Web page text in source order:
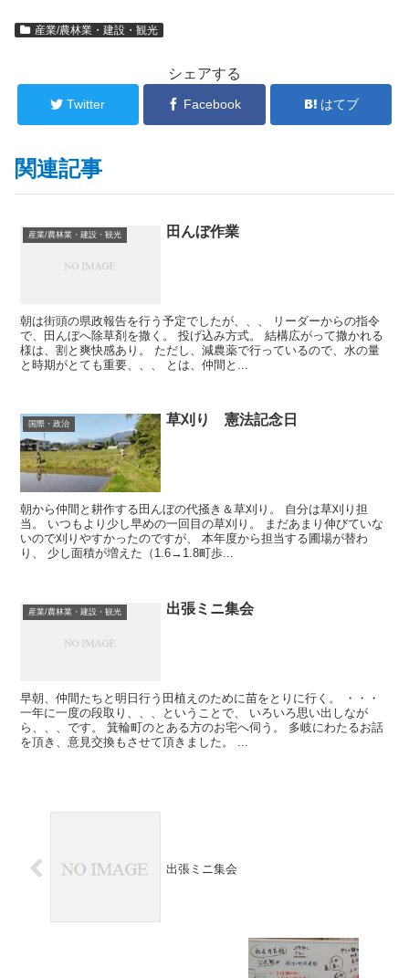
産業/農林業・建設・観光
シェアする
Twitter Facebook はてブ
関連記事
産業/農林業・建設・観光 田んぼ作業
朝は街頭の県政報告を行う予定でしたが、、、 リーダーからの指令
で、田んぼへ除草剤を撒く。 投げ込み方式。 結構広がって撒かれる
様は、割と爽快感あり。 ただし、減農薬で行っているので、水の量
と時期がとても重要、、、 とは、仲間と...
国際・政治 草刈り 憲法記念日
朝から仲間と耕作する田んぼの代掻き＆草刈り。 自分は草刈り担
当。 いつもより少し早めの一回目の草刈り。 まだあまり伸びていな
いので刈りやすかったのですが、 本年度から担当する圃場が替わ
り、 少し面積が増えた（1.6→1.8町歩...
産業/農林業・建設・観光 出張ミニ集会
早朝、仲間たちと明日行う田植えのために苗をとりに行く。 ・・・
一年に一度の段取り、、、ということで、 いろいろ思い出しなが
ら、、、です。 箕輪町のとある方のお宅へ伺う。 多岐にわたるお話
を頂き、意見交換もさせて頂きました。 ...
出張ミニ集会